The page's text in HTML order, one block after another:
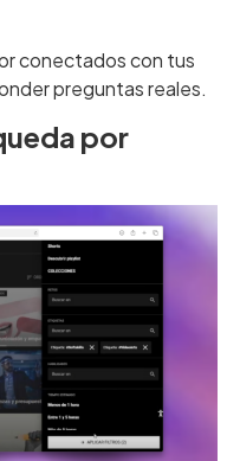
conectados con tus
preguntas reales.
por